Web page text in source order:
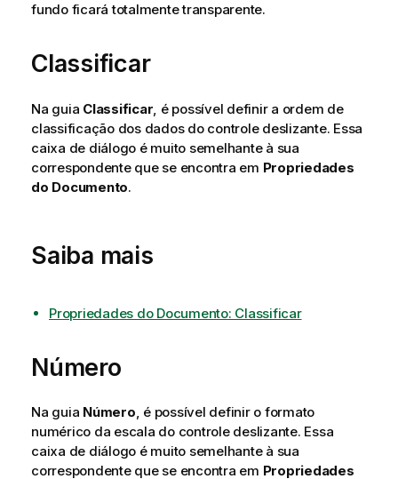
fundo ficará totalmente transparente.
Classificar
Na guia Classificar , é possível definir a ordem de
classificação dos dados do controle deslizante. Essa
caixa de diálogo é muito semelhante à sua
correspondente que se encontra em Propriedades
do Documento.
Saiba mais
Propriedades do Documento: Classificar
Número
Na guia Número, é possível definir o formato
numérico da escala do controle deslizante. Essa
caixa de diálogo é muito semelhante à sua
correspondente que se encontra em Propriedades